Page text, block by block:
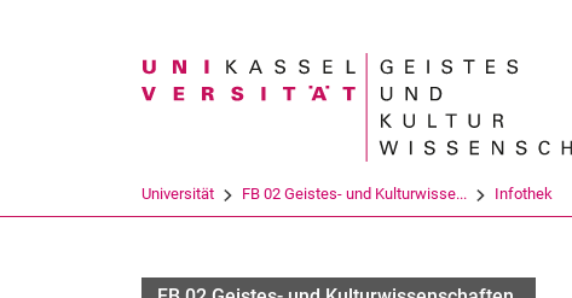
Suchbegriff
Universität FB 02 Geistes- und Kulturwisse... Infothek